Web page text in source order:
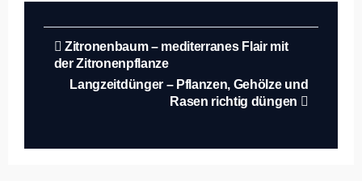
Beitragsnavigation
Zitronenbaum – mediterranes Flair mit
der Zitronenpflanze
Langzeitdünger – Pflanzen, Gehölze und
Rasen richtig düngen